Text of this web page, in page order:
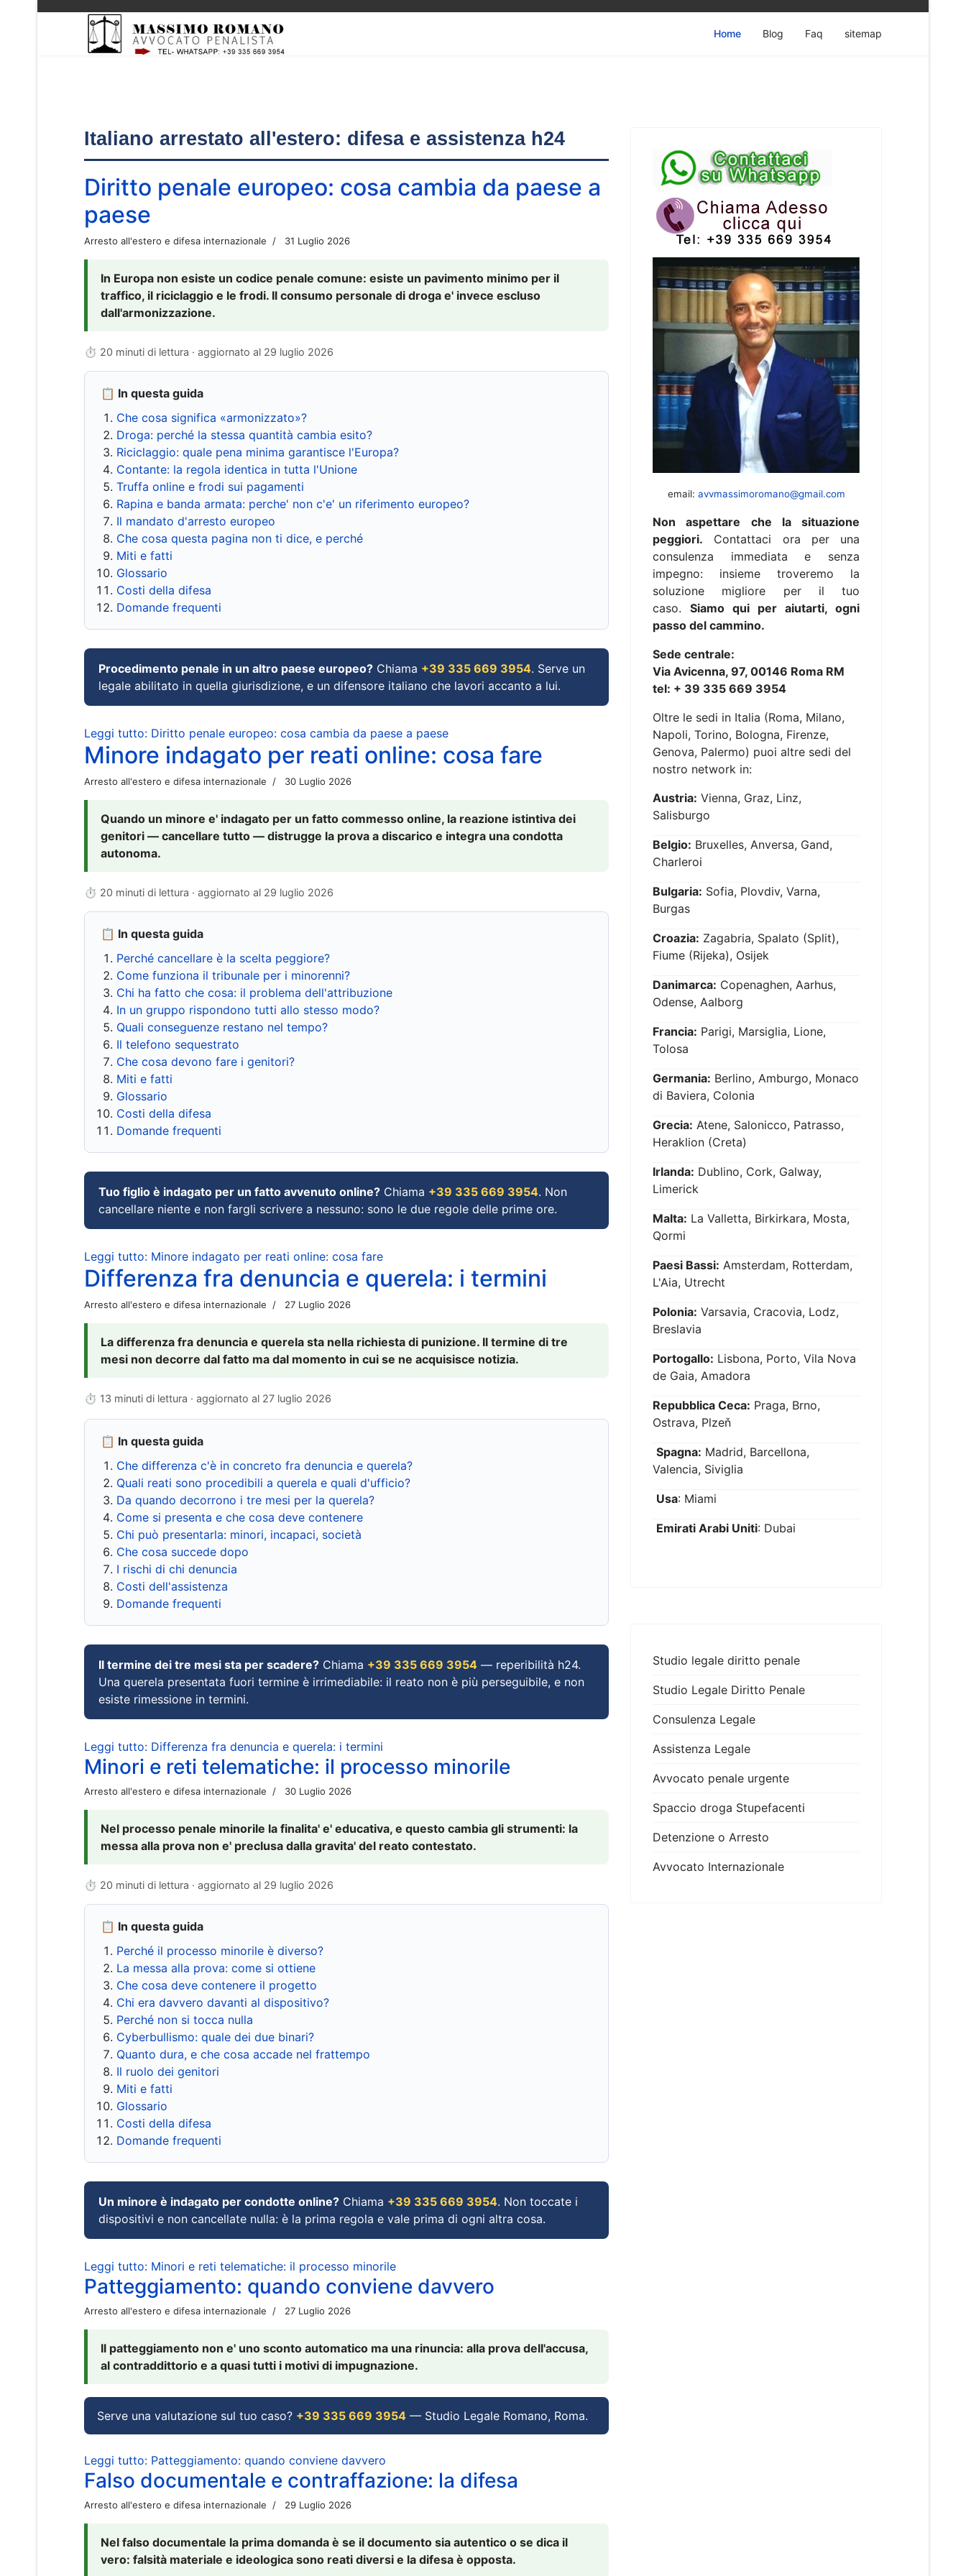
Home Blog Faq sitemap
Italiano arrestato all'estero: difesa e assistenza h24
Diritto penale europeo: cosa cambia da paese a
paese
Arresto all'estero e difesa internazionale 31 Luglio 2026
In Europa non esiste un codice penale comune: esiste un pavimento minimo per il
traffico, il riciclaggio e le frodi. Il consumo personale di droga e' invece escluso
dall'armonizzazione.
⏱ 20 minuti di lettura · aggiornato al 29 luglio 2026
📋 In questa guida
Che cosa significa «armonizzato»?
Droga: perché la stessa quantità cambia esito?
Riciclaggio: quale pena minima garantisce l'Europa?
Contante: la regola identica in tutta l'Unione
Truffa online e frodi sui pagamenti
Rapina e banda armata: perche' non c'e' un riferimento europeo?
Il mandato d'arresto europeo
Che cosa questa pagina non ti dice, e perché
Miti e fatti
Glossario
Costi della difesa
Domande frequenti
Procedimento penale in un altro paese europeo? Chiama +39 335 669 3954. Serve un
legale abilitato in quella giurisdizione, e un difensore italiano che lavori accanto a lui.
Leggi tutto: Diritto penale europeo: cosa cambia da paese a paese
Minore indagato per reati online: cosa fare
Arresto all'estero e difesa internazionale 30 Luglio 2026
Quando un minore e' indagato per un fatto commesso online, la reazione istintiva dei
genitori — cancellare tutto — distrugge la prova a discarico e integra una condotta
autonoma.
⏱ 20 minuti di lettura · aggiornato al 29 luglio 2026
📋 In questa guida
Perché cancellare è la scelta peggiore?
Come funziona il tribunale per i minorenni?
Chi ha fatto che cosa: il problema dell'attribuzione
In un gruppo rispondono tutti allo stesso modo?
Quali conseguenze restano nel tempo?
Il telefono sequestrato
Che cosa devono fare i genitori?
Miti e fatti
Glossario
Costi della difesa
Domande frequenti
Tuo figlio è indagato per un fatto avvenuto online? Chiama +39 335 669 3954. Non
cancellare niente e non fargli scrivere a nessuno: sono le due regole delle prime ore.
Leggi tutto: Minore indagato per reati online: cosa fare
Differenza fra denuncia e querela: i termini
Arresto all'estero e difesa internazionale 27 Luglio 2026
La differenza fra denuncia e querela sta nella richiesta di punizione. Il termine di tre
mesi non decorre dal fatto ma dal momento in cui se ne acquisisce notizia.
⏱ 13 minuti di lettura · aggiornato al 27 luglio 2026
📋 In questa guida
Che differenza c'è in concreto fra denuncia e querela?
Quali reati sono procedibili a querela e quali d'ufficio?
Da quando decorrono i tre mesi per la querela?
Come si presenta e che cosa deve contenere
Chi può presentarla: minori, incapaci, società
Che cosa succede dopo
I rischi di chi denuncia
Costi dell'assistenza
Domande frequenti
Il termine dei tre mesi sta per scadere? Chiama +39 335 669 3954 — reperibilità h24.
Una querela presentata fuori termine è irrimediabile: il reato non è più perseguibile, e non
esiste rimessione in termini.
Leggi tutto: Differenza fra denuncia e querela: i termini
Minori e reti telematiche: il processo minorile
Arresto all'estero e difesa internazionale 30 Luglio 2026
Nel processo penale minorile la finalita' e' educativa, e questo cambia gli strumenti: la
messa alla prova non e' preclusa dalla gravita' del reato contestato.
⏱ 20 minuti di lettura · aggiornato al 29 luglio 2026
📋 In questa guida
Perché il processo minorile è diverso?
La messa alla prova: come si ottiene
Che cosa deve contenere il progetto
Chi era davvero davanti al dispositivo?
Perché non si tocca nulla
Cyberbullismo: quale dei due binari?
Quanto dura, e che cosa accade nel frattempo
Il ruolo dei genitori
Miti e fatti
Glossario
Costi della difesa
Domande frequenti
Un minore è indagato per condotte online? Chiama +39 335 669 3954. Non toccate i
dispositivi e non cancellate nulla: è la prima regola e vale prima di ogni altra cosa.
Leggi tutto: Minori e reti telematiche: il processo minorile
Patteggiamento: quando conviene davvero
Arresto all'estero e difesa internazionale 27 Luglio 2026
Il patteggiamento non e' uno sconto automatico ma una rinuncia: alla prova dell'accusa,
al contraddittorio e a quasi tutti i motivi di impugnazione.
Serve una valutazione sul tuo caso? +39 335 669 3954 — Studio Legale Romano, Roma.
Leggi tutto: Patteggiamento: quando conviene davvero
Falso documentale e contraffazione: la difesa
Arresto all'estero e difesa internazionale 29 Luglio 2026
Nel falso documentale la prima domanda è se il documento sia autentico o se dica il
vero: falsità materiale e ideologica sono reati diversi e la difesa è opposta.
email: avvmassimoromano@gmail.com
Non aspettare che la situazione
peggiori. Contattaci ora per una
consulenza immediata e senza
impegno: insieme troveremo la
soluzione migliore per il tuo
caso. Siamo qui per aiutarti, ogni
passo del cammino.
Sede centrale:
Via Avicenna, 97, 00146 Roma RM
tel: + 39 335 669 3954
Oltre le sedi in Italia (Roma, Milano,
Napoli, Torino, Bologna, Firenze,
Genova, Palermo) puoi altre sedi del
nostro network in:
Austria: Vienna, Graz, Linz,
Salisburgo
Belgio: Bruxelles, Anversa, Gand,
Charleroi
Bulgaria: Sofia, Plovdiv, Varna,
Burgas
Croazia: Zagabria, Spalato (Split),
Fiume (Rijeka), Osijek
Danimarca: Copenaghen, Aarhus,
Odense, Aalborg
Francia: Parigi, Marsiglia, Lione,
Tolosa
Germania: Berlino, Amburgo, Monaco
di Baviera, Colonia
Grecia: Atene, Salonicco, Patrasso,
Heraklion (Creta)
Irlanda: Dublino, Cork, Galway,
Limerick
Malta: La Valletta, Birkirkara, Mosta,
Qormi
Paesi Bassi: Amsterdam, Rotterdam,
L'Aia, Utrecht
Polonia: Varsavia, Cracovia, Lodz,
Breslavia
Portogallo: Lisbona, Porto, Vila Nova
de Gaia, Amadora
Repubblica Ceca: Praga, Brno,
Ostrava, Plzeň
Spagna: Madrid, Barcellona,
Valencia, Siviglia
Usa: Miami
Emirati Arabi Uniti: Dubai
Studio legale diritto penale
Studio Legale Diritto Penale
Consulenza Legale
Assistenza Legale
Avvocato penale urgente
Spaccio droga Stupefacenti
Detenzione o Arresto
Avvocato Internazionale